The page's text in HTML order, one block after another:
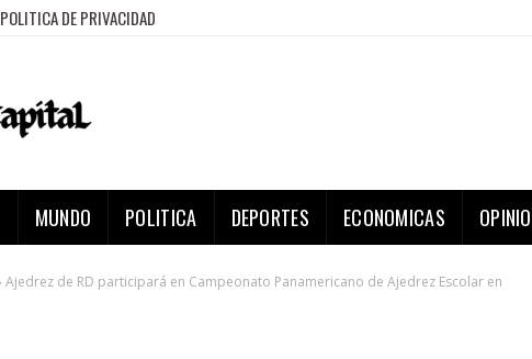
POLITICA DE PRIVACIDAD
MUNDO POLITICA DEPORTES ECONOMICAS
Ajedrez de RD participará en Campeonato Panamericano de Ajedrez Escolar en